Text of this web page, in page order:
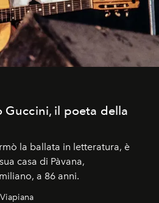
Guccini, il poeta della
la ballata in letteratura, è
casa di Pàvana,
a 86 anni.